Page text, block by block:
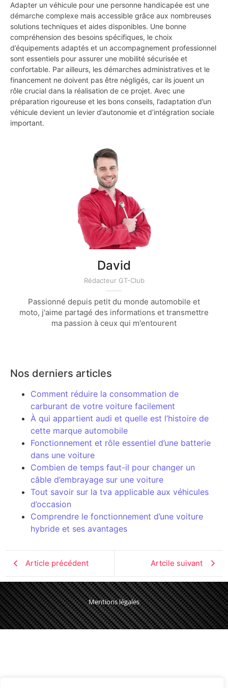
Adapter un véhicule pour une personne handicapée est une
démarche complexe mais accessible grâce aux nombreuses
solutions techniques et aides disponibles. Une bonne
compréhension des besoins spécifiques, le choix
d’équipements adaptés et un accompagnement professionnel
sont essentiels pour assurer une mobilité sécurisée et
confortable. Par ailleurs, les démarches administratives et le
financement ne doivent pas être négligés, car ils jouent un
rôle crucial dans la réalisation de ce projet. Avec une
préparation rigoureuse et les bons conseils, l’adaptation d’un
véhicule devient un levier d’autonomie et d’intégration sociale
important.
David
Rédacteur GT-Club
Passionné depuis petit du monde automobile et
moto, j'aime partagé des informations et transmettre
ma passion à ceux qui m'entourent
Nos derniers articles
Comment réduire la consommation de
carburant de votre voiture facilement
À qui appartient audi et quelle est l’histoire de
cette marque automobile
Fonctionnement et rôle essentiel d’une batterie
dans une voiture
Combien de temps faut-il pour changer un
câble d’embrayage sur une voiture
Tout savoir sur la tva applicable aux véhicules
d’occasion
Comprendre le fonctionnement d’une voiture
hybride et ses avantages
Article précédent Artcile suivant
Mentions légales